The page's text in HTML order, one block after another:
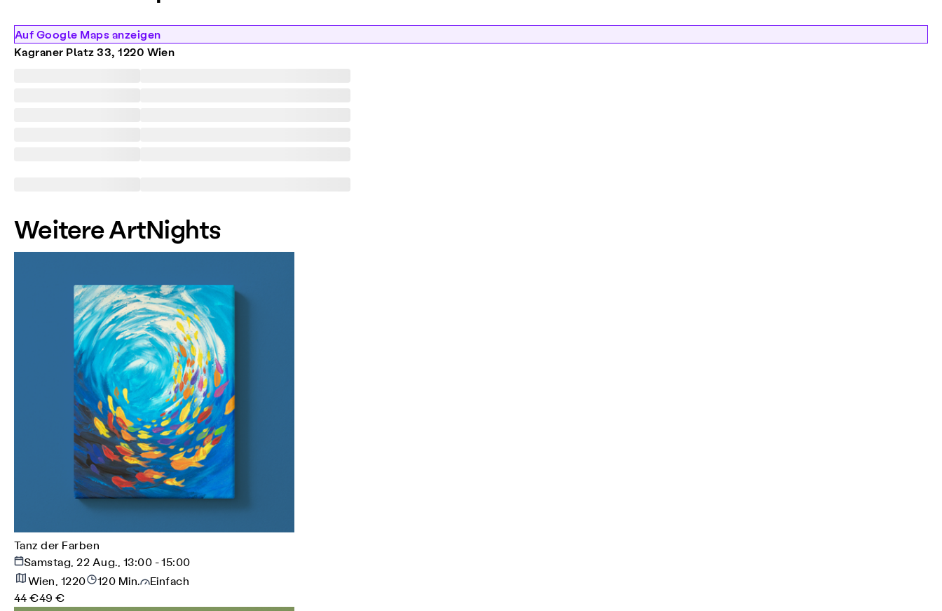
Auf Google Maps anzeigen
Kagraner Platz 33, 1220 Wien
Weitere ArtNights
Tanz der Farben
Samstag, 22 Aug., 13:00 - 15:00
Wien, 1220
120 Min.
Einfach
44 €49 €